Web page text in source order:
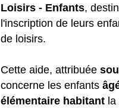
Loisirs - Enfants,
l'inscription de leurs
de loisirs.
Cette aide, attribuée
concerne les enfants
élémentaire habitant